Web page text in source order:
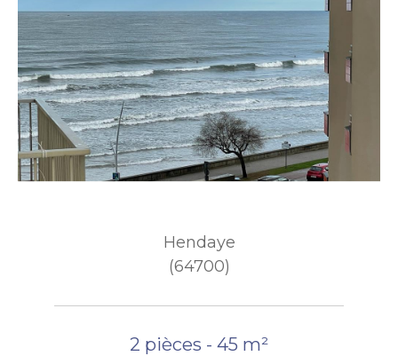
Hendaye
(64700)
2 pièces - 45 m²